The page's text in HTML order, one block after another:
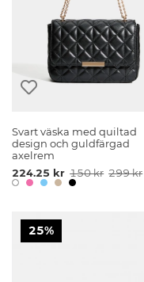
Svart väska med quiltad
design och guldfärgad
axelrem
224.25 kr 150 kr 299 kr
25%